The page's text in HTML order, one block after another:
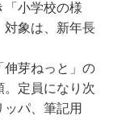
「小学校の様
対象は、新年長
芽ねっと」の
。定員になり次
パ、筆記用